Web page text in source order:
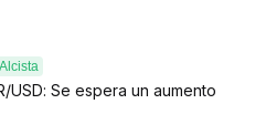
Alcista
USD: Se espera un aumento